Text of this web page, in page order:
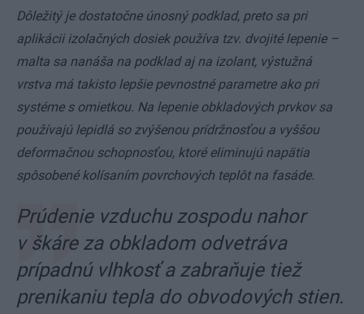
Dôležitý je dostatočne únosný podklad, preto sa pri
aplikácii izolačných dosiek používa tzv. dvojité lepenie –
malta sa nanáša na podklad aj na izolant, výstužná
vrstva má takisto lepšie pevnostné parametre ako pri
systéme s omietkou. Na lepenie obkladových prvkov sa
používajú lepidlá so zvýšenou prídržnosťou a vyššou
deformačnou schopnosťou, ktoré eliminujú napätia
spôsobené kolísaním povrchových teplôt na fasáde.
Prúdenie vzduchu zospodu nahor
v škáre za obkladom odvetráva
prípadnú vlhkosť a zabraňuje tiež
prenikaniu tepla do obvodových stien.